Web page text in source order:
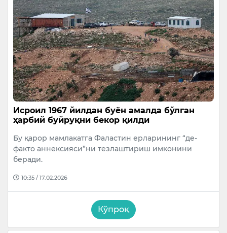
Исроил 1967 йилдан буён амалда бўлган
ҳарбий буйруқни бекор қилди
Бу қарор мамлакатга Фаластин ерларининг “де-
факто аннексияси”ни тезлаштириш имконини
беради.
10:35 / 17.02.2026
Кўпроқ